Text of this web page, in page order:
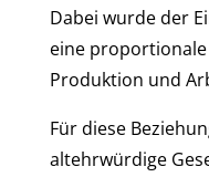
Dabei wurde der
eine proportionale
Produktion und
Für diese
altehrwürdige